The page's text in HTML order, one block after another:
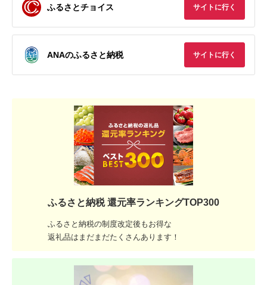
ふるさとチョイス サイトに行く
ANAのふるさと納税 サイトに行く
ふるさと納税 還元率ランキングTOP300
ふるさと納税の制度改定後もお得な
返礼品はまだまだたくさんあります！